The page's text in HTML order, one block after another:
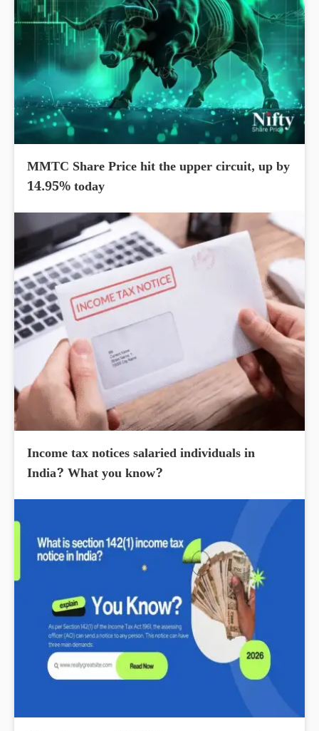
MMTC Share Price hit the upper circuit, up by
14.95% today
Income tax notices salaried individuals in
India? What you know?